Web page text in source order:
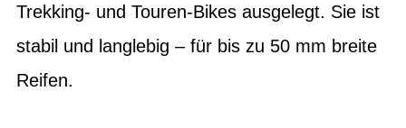
Trekking- und Touren-Bikes ausgelegt. Sie ist
stabil und langlebig – für bis zu 50 mm breite
Reifen.